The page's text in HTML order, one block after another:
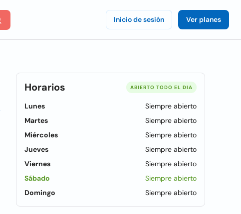
Inicio de sesión Ver planes
Horarios ABIERTO TODO EL DIA
Lunes
Siempre abierto
Martes
Siempre abierto
Miércoles
Siempre abierto
Jueves
Siempre abierto
Viernes
Siempre abierto
Sábado
Siempre abierto
Domingo
Siempre abierto